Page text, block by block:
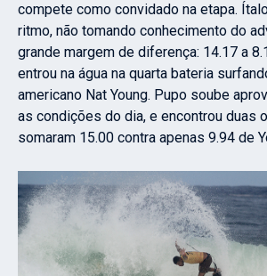
compete como convidado na etapa.
ritmo, não tomando conhecimento do
grande margem de diferença: 14.17 a
entrou na água na quarta bateria
americano Nat Young. Pupo soube
as condições do dia, e encontrou duas
somaram 15.00 contra apenas 9.94 de